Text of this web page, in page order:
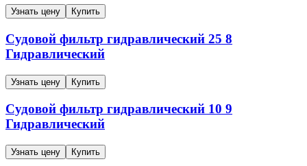
Узнать цену Купить
Судовой фильтр гидравлический 25 8
Гидравлический
Узнать цену Купить
Судовой фильтр гидравлический 10 9
Гидравлический
Узнать цену Купить